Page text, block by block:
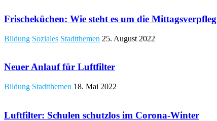
Frischeküchen: Wie steht es um die
Bildung Soziales Stadtthemen 25. August 2022
Neuer Anlauf für Luftfilter
Bildung Stadtthemen 18. Mai 2022
Luftfilter: Schulen schutzlos im Corona-Winter